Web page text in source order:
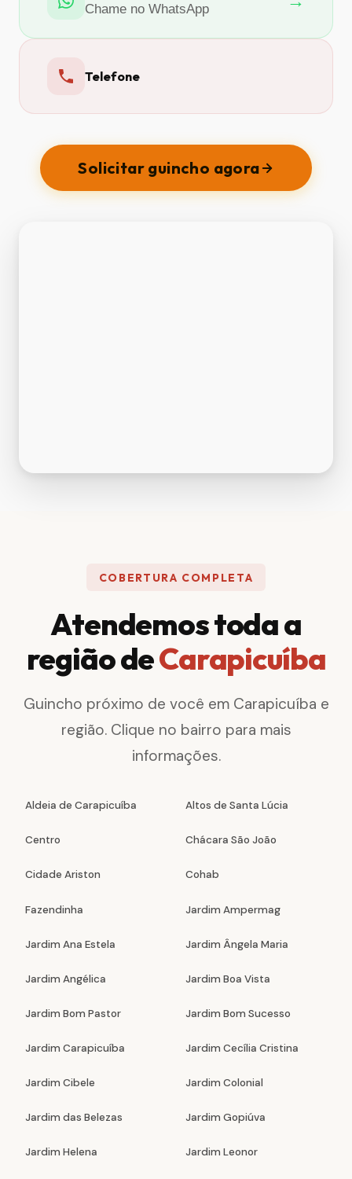
Chame no WhatsApp
Telefone
Solicitar guincho agora
COBERTURA COMPLETA
Atendemos toda a
região deCarapicuíba
Guincho próximo de você em Carapicuíba e
região. Clique no bairro para mais
informações.
Aldeia de Carapicuíba Altos de Santa Lúcia
Centro Chácara São João
Cidade Ariston Cohab
Fazendinha Jardim Ampermag
Jardim Ana Estela Jardim Ângela Maria
Jardim Angélica Jardim Boa Vista
Jardim Bom Pastor Jardim Bom Sucesso
Jardim Carapicuíba Jardim Cecília Cristina
Jardim Cibele Jardim Colonial
Jardim das Belezas Jardim Gopiúva
Jardim Helena Jardim Leonor